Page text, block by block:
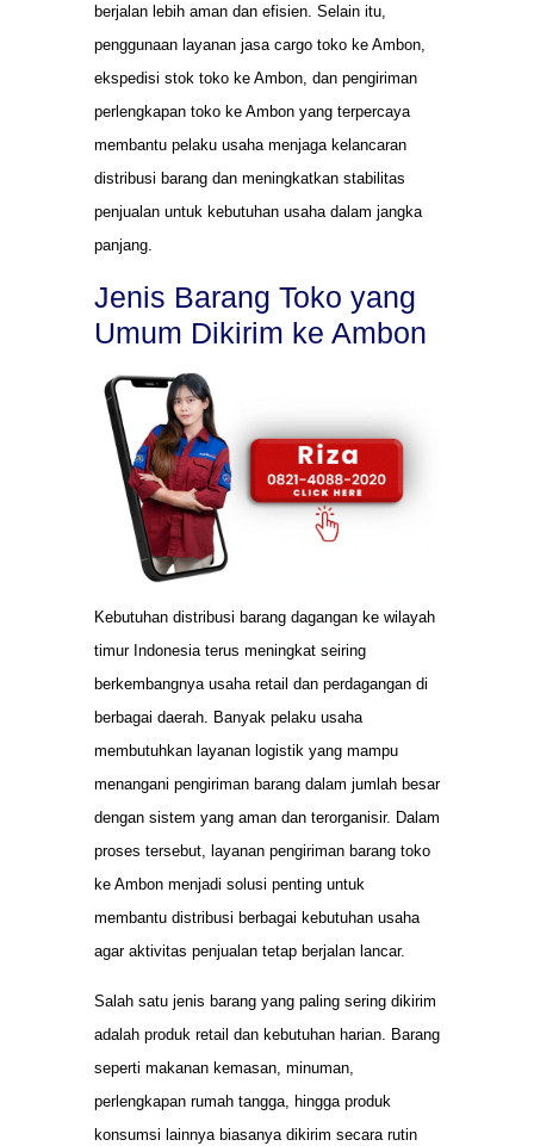
berjalan lebih aman dan efisien. Selain itu,
penggunaan layanan jasa cargo toko ke Ambon,
ekspedisi stok toko ke Ambon, dan pengiriman
perlengkapan toko ke Ambon yang terpercaya
membantu pelaku usaha menjaga kelancaran
distribusi barang dan meningkatkan stabilitas
penjualan untuk kebutuhan usaha dalam jangka
panjang.
Jenis Barang Toko yang
Umum Dikirim ke Ambon
Kebutuhan distribusi barang dagangan ke wilayah
timur Indonesia terus meningkat seiring
berkembangnya usaha retail dan perdagangan di
berbagai daerah. Banyak pelaku usaha
membutuhkan layanan logistik yang mampu
menangani pengiriman barang dalam jumlah besar
dengan sistem yang aman dan terorganisir. Dalam
proses tersebut, layanan pengiriman barang toko
ke Ambon menjadi solusi penting untuk
membantu distribusi berbagai kebutuhan usaha
agar aktivitas penjualan tetap berjalan lancar.
Salah satu jenis barang yang paling sering dikirim
adalah produk retail dan kebutuhan harian. Barang
seperti makanan kemasan, minuman,
perlengkapan rumah tangga, hingga produk
konsumsi lainnya biasanya dikirim secara rutin